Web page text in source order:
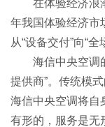
在体验经济浪
年我国体验经济市
从“设备交付”向“
海信中央空调
提供商”。传统模
海信中央空调将自
有形的，服务是无